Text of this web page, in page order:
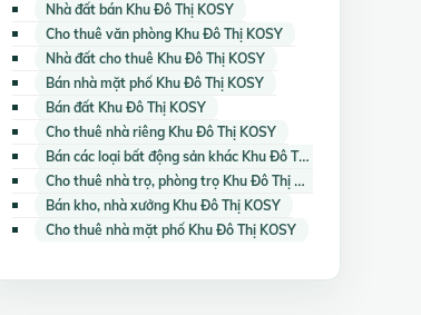
Nhà đất bán Khu Đô Thị KOSY
Cho thuê văn phòng Khu Đô Thị KOSY
Nhà đất cho thuê Khu Đô Thị KOSY
Bán nhà mặt phố Khu Đô Thị KOSY
Bán đất Khu Đô Thị KOSY
Cho thuê nhà riêng Khu Đô Thị KOSY
Bán các loại bất động sản khác Khu Đô Thị KOSY
Cho thuê nhà trọ, phòng trọ Khu Đô Thị KOSY
Bán kho, nhà xưởng Khu Đô Thị KOSY
Cho thuê nhà mặt phố Khu Đô Thị KOSY